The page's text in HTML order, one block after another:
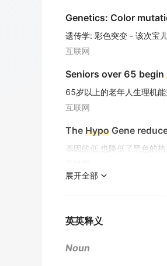
Genetics: Color
遗传学: 彩色突变 - 该次宝
互联网
Seniors over 65 begin
65岁以上的老年人生理机
互联网
The Hypo Gene
基因的低,也降低了黑色的格
互联网
Secondly, mineral
展开全部
英英释义
Noun